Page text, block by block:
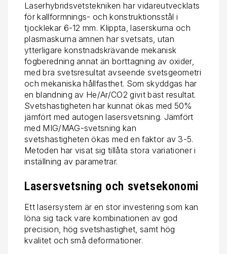
Laserhybridsvetstekniken har vidareutvecklats
för kallformnings- och konstruktionsstål i
tjocklekar 6-12 mm. Klippta, laserskurna och
plasmaskurna ämnen har svetsats, utan
ytterligare konstnadskrävande mekanisk
fogberedning annat än borttagning av oxider,
med bra svetsresultat avseende svetsgeometri
och mekaniska hållfasthet. Som skyddgas har
en blandning av He/Ar/CO2 givit bäst resultat.
Svetshastigheten har kunnat ökas med 50%
jämfört med autogen lasersvetsning. Jämfört
med MIG/MAG-svetsning kan
svetshastigheten ökas med en faktor av 3-5.
Metoden har visat sig tillåta stora variationer i
inställning av parametrar.
Lasersvetsning och svetsekonomi
Ett lasersystem är en stor investering som kan
löna sig tack vare kombinationen av god
precision, hög svetshastighet, samt hög
kvalitet och små deformationer.